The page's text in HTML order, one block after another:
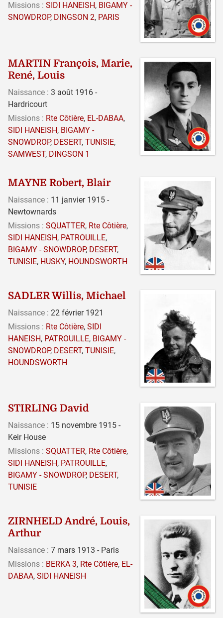
Missions : SIDI HANEISH, BIGAMY -
SNOWDROP, DINGSON 2, PARIS
MARTIN François, Marie,
René, Louis
Naissance : 3 août 1916 -
Hardricourt
Missions : Rte Côtière, EL-DABAA,
SIDI HANEISH, BIGAMY -
SNOWDROP, DESERT, TUNISIE,
SAMWEST, DINGSON 1
MAYNE Robert, Blair
Naissance : 11 janvier 1915 -
Newtownards
Missions : SQUATTER, Rte Côtière,
SIDI HANEISH, PATROUILLE,
BIGAMY - SNOWDROP, DESERT,
TUNISIE, HUSKY, HOUNDSWORTH
SADLER Willis, Michael
Naissance : 22 février 1921
Missions : Rte Côtière, SIDI
HANEISH, PATROUILLE, BIGAMY -
SNOWDROP, DESERT, TUNISIE,
HOUNDSWORTH
STIRLING David
Naissance : 15 novembre 1915 -
Keir House
Missions : SQUATTER, Rte Côtière,
SIDI HANEISH, PATROUILLE,
BIGAMY - SNOWDROP, DESERT,
TUNISIE
ZIRNHELD André, Louis,
Arthur
Naissance : 7 mars 1913 - Paris
Missions : BERKA 3, Rte Côtière, EL-
DABAA, SIDI HANEISH